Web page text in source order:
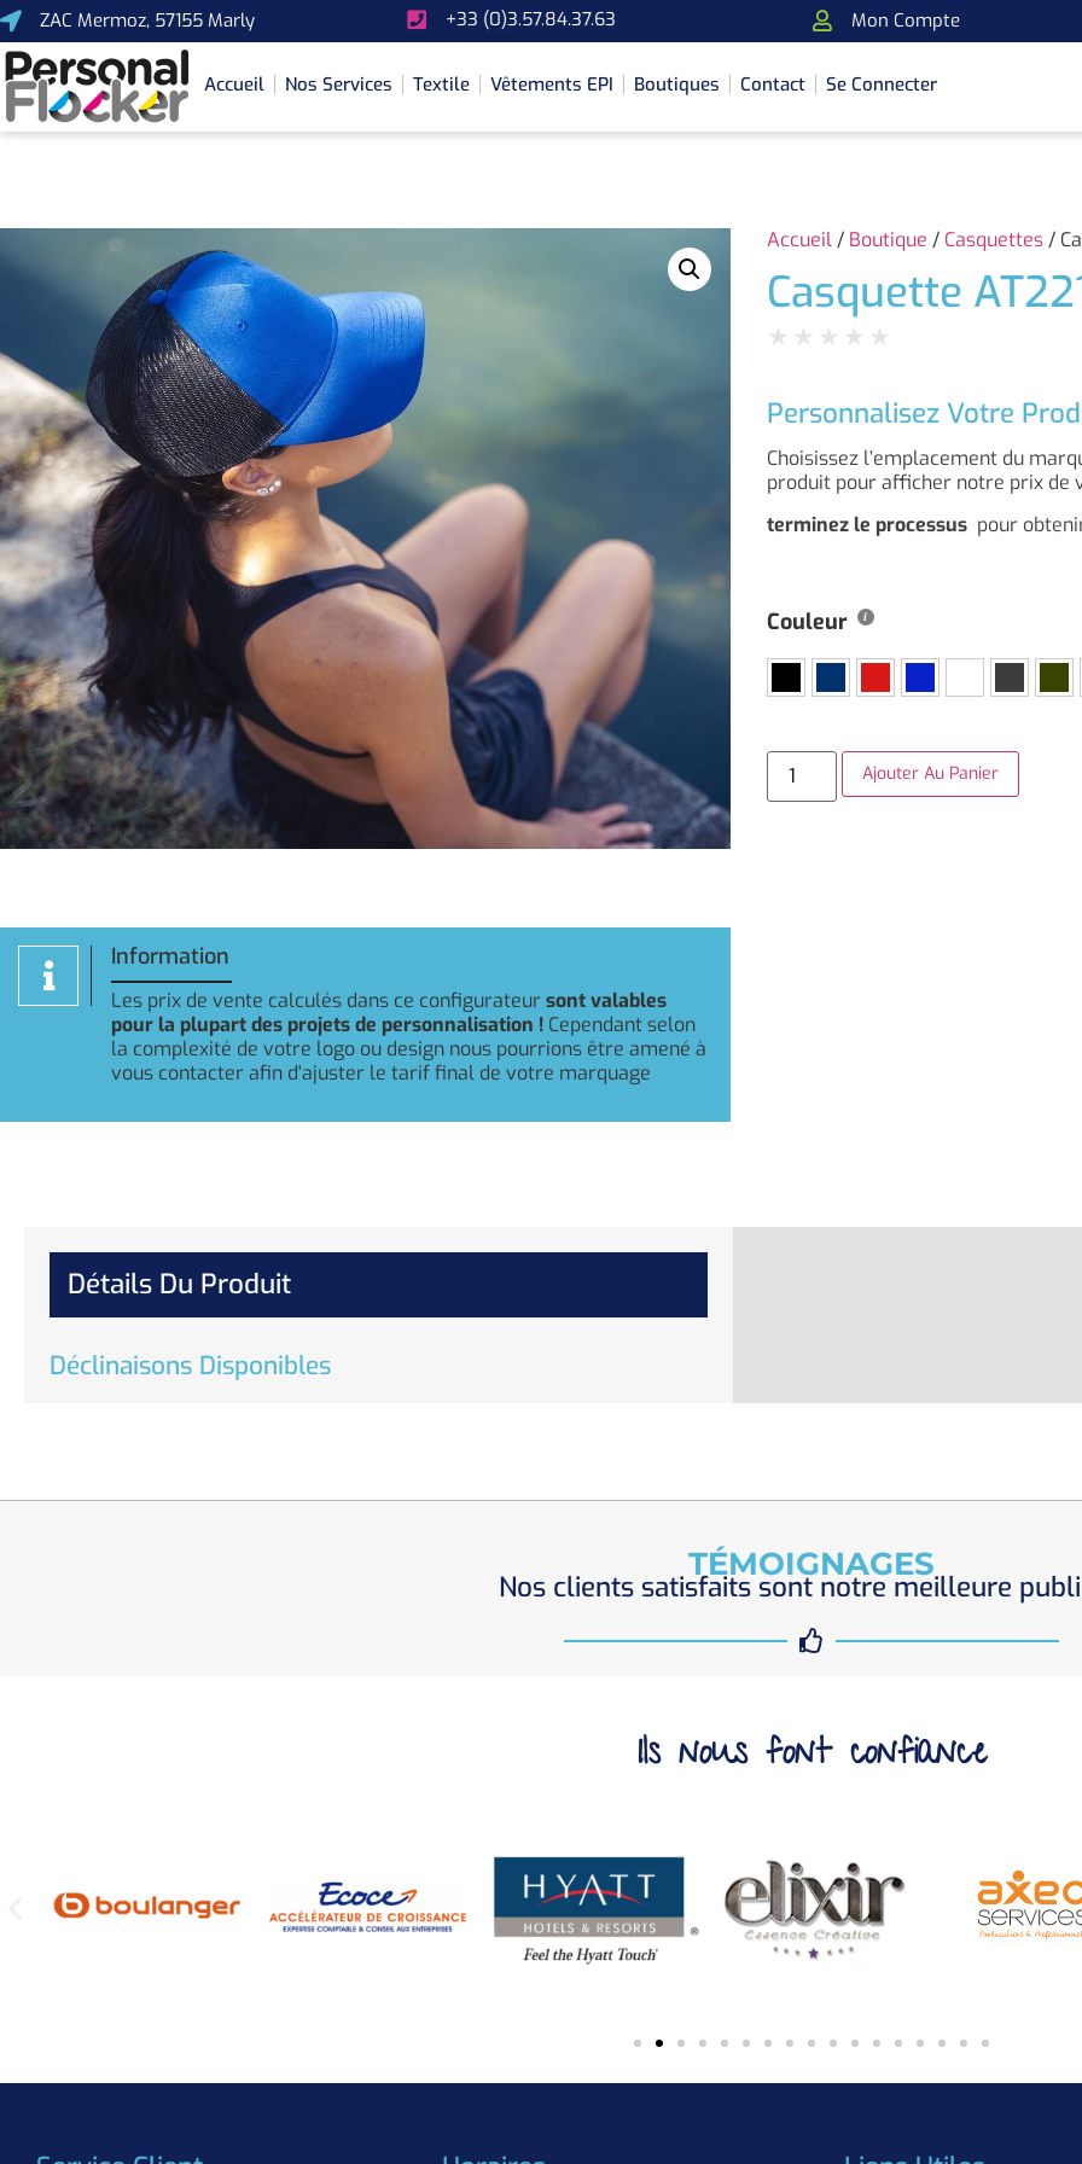
ZAC Mermoz, 57155 Marly +33 (0)3.57.84.37.63 Mon Compte
Accueil Nos Services Textile Vêtements EPI Boutiques Contact Se Connecter
Information
Les prix de vente calculés dans ce configurateursont valables
pour la plupart des projets de personnalisation ! Cependant selon
la complexité de votre logo ou design nous pourrions être amené à
vous contacter afin d'ajuster le tarif final de votre marquage
Accueil/ Boutique / Casquettes/
Casquette
★ ★ ★ ★ ★
Personnalisez Votre
Choisissez l’emplacement du
produit pour afficher notre prix de
terminez le processus pour
Couleur
Ajouter Au Panier
Détails Du Produit
Déclinaisons Disponibles
TÉMOIGNAGES
Nos clients satisfaits sont notre meilleure
Ils nous font confiance